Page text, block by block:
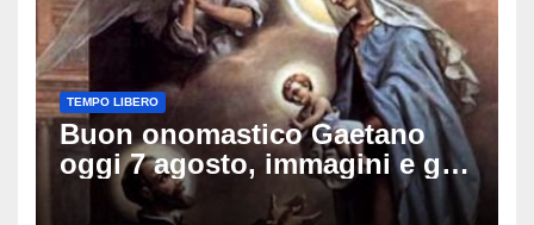
TEMPO LIBERO
Buon onomastico Gaetano
oggi 7 agosto, immagini e gif
di auguri da condividere sui